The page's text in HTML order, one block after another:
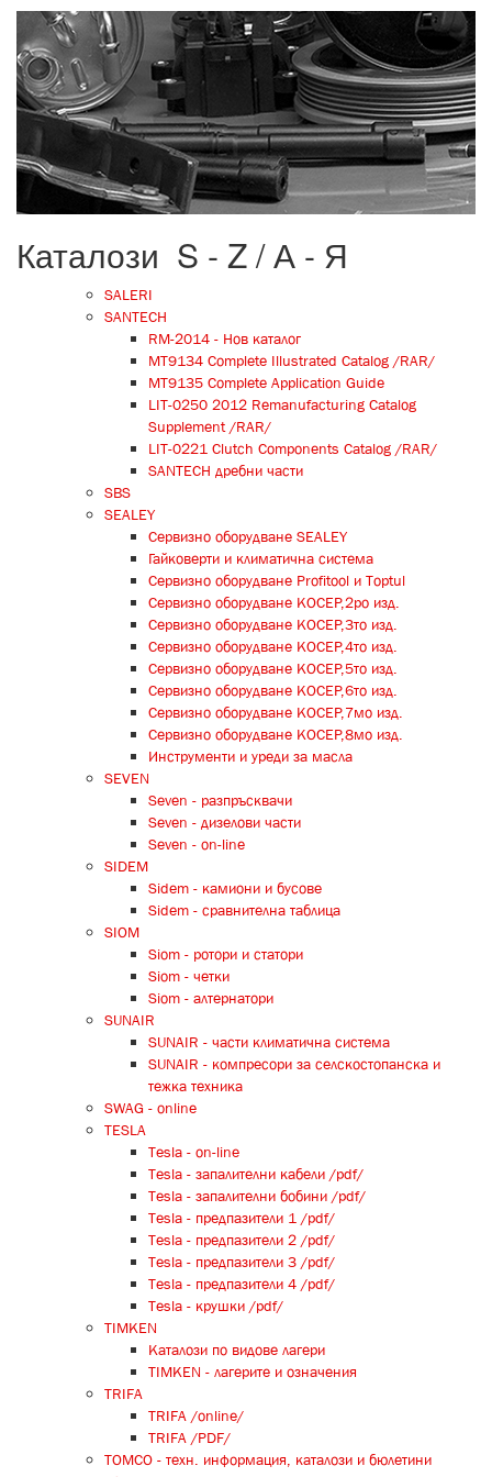
on-
line_catalogue_fon.jpg
Каталози S - Z / А - Я
SALERI
SANTECH
RM-2014 - Нов каталог
MT9134 Complete Illustrated Catalog /RAR/
MT9135 Complete Application Guide
LIT-0250 2012 Remanufacturing Catalog
Supplement /RAR/
LIT-0221 Clutch Components Catalog /RAR/
SANTECH дребни части
SBS
SEALEY
Сервизно оборудване SEALEY
Гайковерти и климатична система
Сервизно оборудване Profitool и Toptul
Сервизно оборудване КОСЕР,2ро изд.
Сервизно оборудване КОСЕР,3то изд.
Сервизно оборудване КОСЕР,4то изд.
Сервизно оборудване КОСЕР,5то изд.
Сервизно оборудване КОСЕР,6то изд.
Сервизно оборудване КОСЕР,7мо изд.
Сервизно оборудване КОСЕР,8мо изд.
Инструменти и уреди за масла
SEVEN
Seven - разпръсквачи
Seven - дизелови части
Seven - on-line
SIDEM
Sidem - камиони и бусове
Sidem - сравнителна таблица
SIOM
Siom - ротори и статори
Siom - четки
Siom - алтернатори
SUNAIR
SUNAIR - части климатична система
SUNAIR - компресори за селскостопанска и
тежка техника
SWAG - online
TESLA
Tesla - on-line
Tesla - запалителни кабели /pdf/
Tesla - запалителни бобини /pdf/
Tesla - предпазители 1 /pdf/
Tesla - предпазители 2 /pdf/
Tesla - предпазители 3 /pdf/
Tesla - предпазители 4 /pdf/
Tesla - крушки /pdf/
TIMKEN
Каталози по видове лагери
TIMKEN - лагерите и означения
TRIFA
TRIFA /online/
TRIFA /PDF/
TOMCO - техн. информация, каталози и бюлетини